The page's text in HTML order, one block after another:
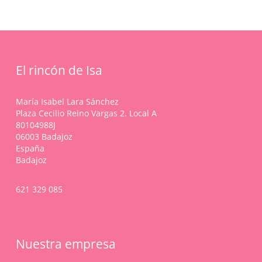
la
producto
se
en
de
producto
la
El rincón de Isa
María Isabel Lara Sánchez
Plaza Cecilio Reino Vargas 2. Local A
80104988J
06003 Badajoz
España
Badajoz
621 329 085
Nuestra empresa